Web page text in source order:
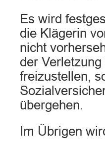
Es wird
die Klägerin
nicht
der
freizustellen,
übergehen.
Im Übrigen